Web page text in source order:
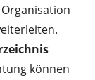
können